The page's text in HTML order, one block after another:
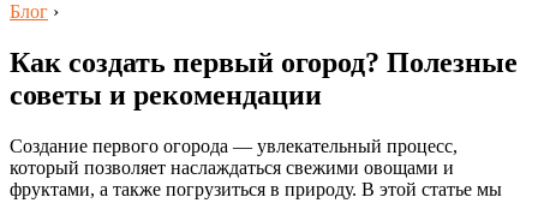
Блог ›
Как создать первый огород? Полезные
советы и рекомендации
Создание первого огорода — увлекательный процесс,
который позволяет наслаждаться свежими овощами и
фруктами, а также погрузиться в природу. В этой статье мы